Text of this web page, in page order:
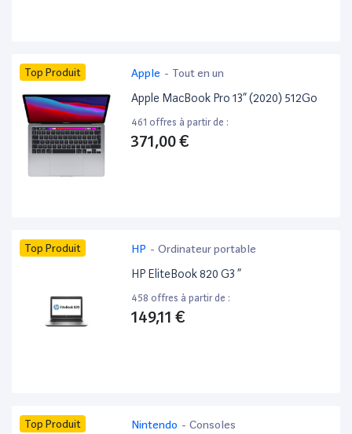
Top Produit Apple - Tout en un
Apple MacBook Pro 13” (2020) 512Go
461 offres à partir de :
371,00 €
Top Produit HP - Ordinateur portable
HP EliteBook 820 G3 ”
458 offres à partir de :
149,11 €
Top Produit Nintendo - Consoles